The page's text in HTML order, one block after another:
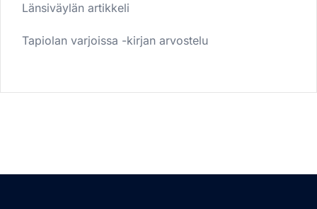
Länsiväylän artikkeli
Tapiolan varjoissa -kirjan arvostelu